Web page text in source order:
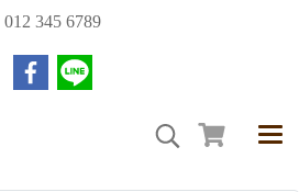
012 345 6789